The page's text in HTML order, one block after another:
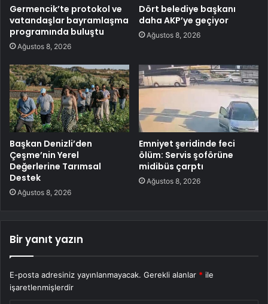
Germencik’te protokol ve
vatandaşlar bayramlaşma
programında buluştu
Ağustos 8, 2026
Dört belediye başkanı
daha AKP’ye geçiyor
Ağustos 8, 2026
Başkan Denizli’den
Çeşme’nin Yerel
Değerlerine Tarımsal
Destek
Ağustos 8, 2026
Emniyet şeridinde feci
ölüm: Servis şoförüne
midibüs çarptı
Ağustos 8, 2026
Bir yanıt yazın
E-posta adresiniz yayınlanmayacak. Gerekli alanlar * ile
işaretlenmişlerdir